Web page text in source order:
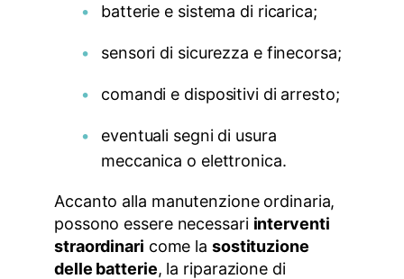
batterie e sistema di ricarica;
sensori di sicurezza e finecorsa;
comandi e dispositivi di arresto;
eventuali segni di usura
meccanica o elettronica.
Accanto alla manutenzione ordinaria,
possono essere necessari interventi
straordinari come la sostituzione
delle batterie, la riparazione di